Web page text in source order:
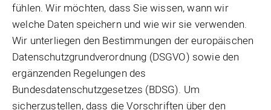
fühlen. Wir möchten, dass Sie wissen, wann wir
welche Daten speichern und wie wir sie verwenden.
Wir unterliegen den Bestimmungen der europäischen
Datenschutzgrundverordnung (DSGVO) sowie den
ergänzenden Regelungen des
Bundesdatenschutzgesetzes (BDSG). Um
sicherzustellen, dass die Vorschriften über den